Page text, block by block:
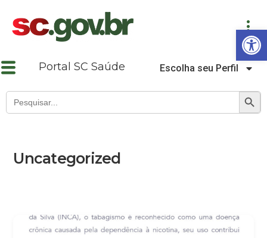
Abrir a barra de ferramentas
Portal SC Saúde Escolha seu Perfil
Search
for:
SEARCH
Uncategorized